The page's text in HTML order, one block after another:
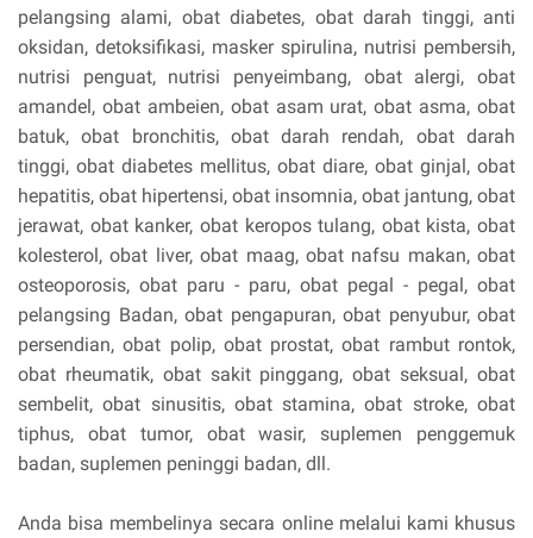
pelangsing alami, obat diabetes, obat darah tinggi, anti
oksidan, detoksifikasi, masker spirulina, nutrisi pembersih,
nutrisi penguat, nutrisi penyeimbang, obat alergi, obat
amandel, obat ambeien, obat asam urat, obat asma, obat
batuk, obat bronchitis, obat darah rendah, obat darah
tinggi, obat diabetes mellitus, obat diare, obat ginjal, obat
hepatitis, obat hipertensi, obat insomnia, obat jantung, obat
jerawat, obat kanker, obat keropos tulang, obat kista, obat
kolesterol, obat liver, obat maag, obat nafsu makan, obat
osteoporosis, obat paru - paru, obat pegal - pegal, obat
pelangsing Badan, obat pengapuran, obat penyubur, obat
persendian, obat polip, obat prostat, obat rambut rontok,
obat rheumatik, obat sakit pinggang, obat seksual, obat
sembelit, obat sinusitis, obat stamina, obat stroke, obat
tiphus, obat tumor, obat wasir, suplemen penggemuk
badan, suplemen peninggi badan, dll.
Anda bisa membelinya secara online melalui kami khusus